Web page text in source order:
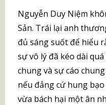
Nguyễn Duy Niệm
Sản. Trái lại anh
đủ sáng suốt để hiểu
sự vô lý đã kéo dài
chung và sự cáo
nếu đảng cứ hung
vừa bách hại một ân